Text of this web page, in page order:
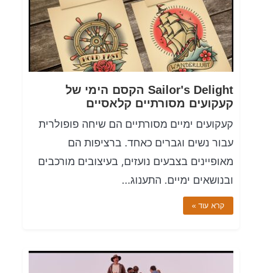
Sailor's Delight הקסם הימי של
קעקועים מסורתיים קלאסיים
קעקועים ימיים מסורתיים הם שיחה פופולרית
עבור נשים וגברים כאחד. ברציפות הם
מאופיינים בצבעים נועזים, בעיצובים מורכבים
ובנושאים ימיים. התענוג...
קרא עוד »